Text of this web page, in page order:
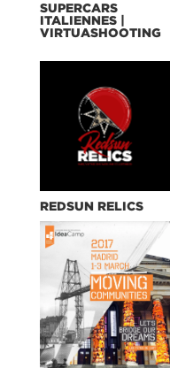
SUPERCARS
ITALIENNES |
VIRTUASHOOTING
REDSUN RELICS